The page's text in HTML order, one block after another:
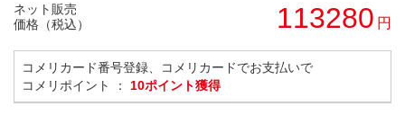
ネット販売
価格（税込）
113280 円
コメリカード番号登録、コメリカードでお支払いで
コメリポイント ： 10ポイント獲得